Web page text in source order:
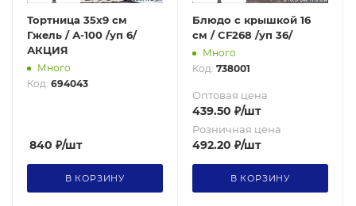
Тортница 35x9 см
Гжель / А-100 /уп 6/
АКЦИЯ
Много
Код: 694043
840 ₽/шт
В КОРЗИНУ
Блюдо с крышкой 16
см / CF268 /уп 36/
Много
Код: 738001
Оптовая цена
439.50 ₽/шт
Розничная цена
492.20 ₽/шт
В КОРЗИНУ